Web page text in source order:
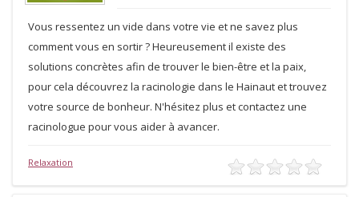
Vous ressentez un vide dans votre vie et ne savez plus
comment vous en sortir ? Heureusement il existe des
solutions concrètes afin de trouver le bien-être et la paix,
pour cela découvrez la racinologie dans le Hainaut et trouvez
votre source de bonheur. N'hésitez plus et contactez une
racinologue pour vous aider à avancer.
Relaxation